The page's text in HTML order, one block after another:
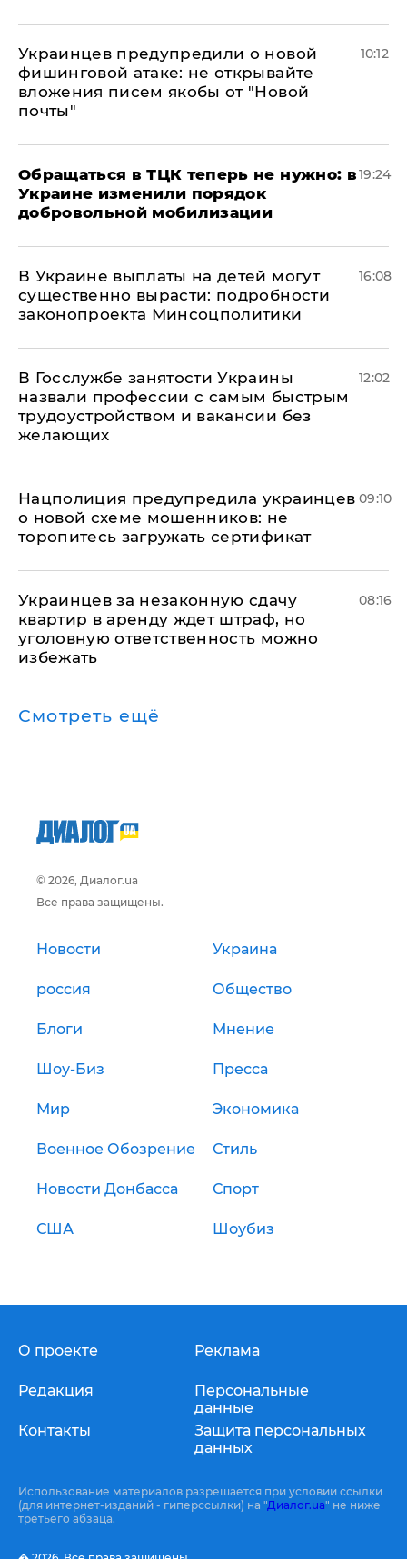
Украинцев предупредили о новой
фишинговой атаке: не открывайте
вложения писем якобы от "Новой
почты"
10:12
Обращаться в ТЦК теперь не нужно: в
Украине изменили порядок
добровольной мобилизации
19:24
В Украине выплаты на детей могут
существенно вырасти: подробности
законопроекта Минсоцполитики
16:08
В Госслужбе занятости Украины
назвали профессии с самым быстрым
трудоустройством и вакансии без
желающих
12:02
Нацполиция предупредила украинцев
о новой схеме мошенников: не
торопитесь загружать сертификат
09:10
Украинцев за незаконную сдачу
квартир в аренду ждет штраф, но
уголовную ответственность можно
избежать
08:16
Смотреть ещё
© 2026, Диалог.ua
Все права защищены.
Новости Украина
россия Общество
Блоги Мнение
Шоу-Биз Пресса
Мир Экономика
Военное Обозрение Стиль
Новости Донбасса Спорт
США Шоубиз
О проекте
Редакция
Контакты
Реклама
Персональные
данные
Защита персональных
данных
Использование материалов разрешается при условии ссылки
(для интернет-изданий - гиперссылки) на "Диалог.ua" не ниже
третьего абзаца.